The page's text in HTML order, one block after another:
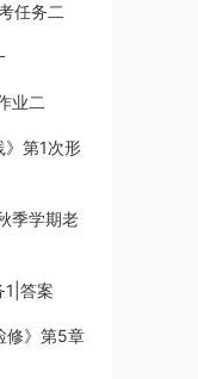
任务二
业二
》第1次形
季学期老
1|答案
修》第5章